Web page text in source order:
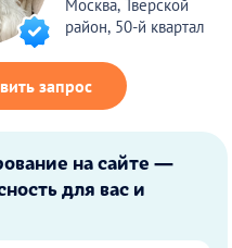
Москва, Тверской
район, 50-й квартал
запрос
на сайте —
для вас и